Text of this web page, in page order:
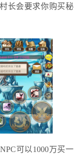
长会要求你购买秘
可以1000万买一